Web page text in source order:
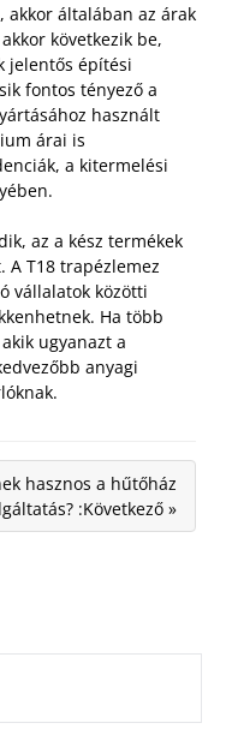
akkor általában az árak
következik be,
jelentős építési
fontos tényező a
használt
árai is
a kitermelési
az a kész termékek
A T18 trapézlemez
vállalatok közötti
Ha több
ugyanazt a
anyagi
hasznos a hűtőház
:Következő »